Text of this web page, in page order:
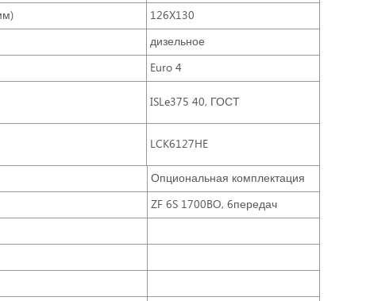
126X130
дизельное
Euro 4
ISLe375 40, ГОСТ
LCK6127HE
Опциональная комплектация
ZF 6S 1700BO, 6передач